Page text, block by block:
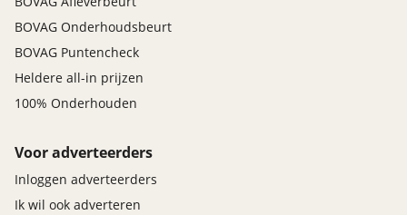
BOVAG Onderhoudsbeurt
BOVAG Puntencheck
Heldere all-in prijzen
100% Onderhouden
Voor adverteerders
Inloggen adverteerders
Ik wil ook adverteren